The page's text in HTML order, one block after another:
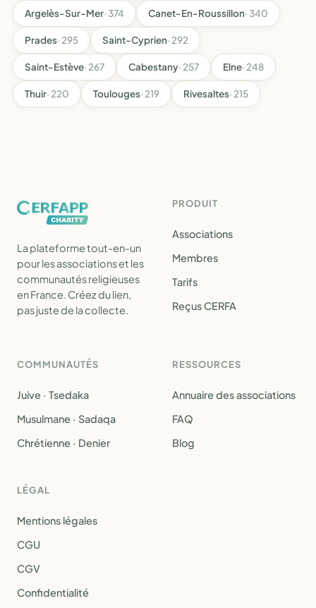
Argelès-Sur-Mer· 374 Canet-En-Roussillon· 340
Prades· 295 Saint-Cyprien· 292
Saint-Estève· 267 Cabestany· 257 Elne· 248
Thuir· 220 Toulouges· 219 Rivesaltes· 215
La plateforme tout-en-un
pour les associations et les
communautés religieuses
en France. Créez du lien,
pas juste de la collecte.
PRODUIT
Associations
Membres
Tarifs
Reçus CERFA
COMMUNAUTÉS
Juive · Tsedaka
Musulmane · Sadaqa
Chrétienne · Denier
RESSOURCES
Annuaire des associations
FAQ
Blog
LÉGAL
Mentions légales
CGU
CGV
Confidentialité